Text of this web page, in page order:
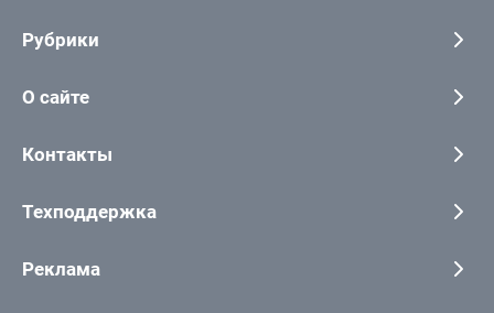
Рубрики
О сайте
Контакты
Техподдержка
Реклама